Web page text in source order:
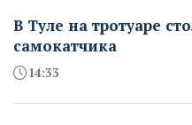
В Туле на тротуаре
самокатчика
14:33